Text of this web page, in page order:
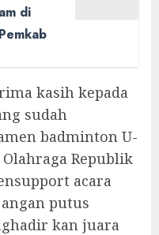
di
kasih kepada
sudah
badminton U-
Republik
acara
putus
kan juara